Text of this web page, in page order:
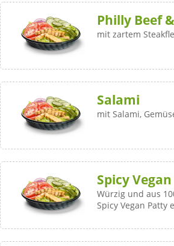
Philly Beef
mit zartem
Salami
mit Salami,
Spicy
Würzig und aus
Spicy Vegan Patty